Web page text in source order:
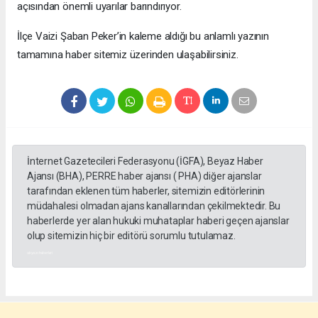
açısından önemli uyarılar barındırıyor.
​İlçe Vaizi Şaban Peker’in kaleme aldığı bu anlamlı yazının
tamamına haber sitemiz üzerinden ulaşabilirsiniz.
İnternet Gazetecileri Federasyonu (İGFA), Beyaz Haber
Ajansı (BHA), PERRE haber ajansı ( PHA) diğer ajanslar
tarafından eklenen tüm haberler, sitemizin editörlerinin
müdahalesi olmadan ajans kanallarından çekilmektedir. Bu
haberlerde yer alan hukuki muhataplar haberi geçen ajanslar
olup sitemizin hiç bir editörü sorumlu tutulamaz.